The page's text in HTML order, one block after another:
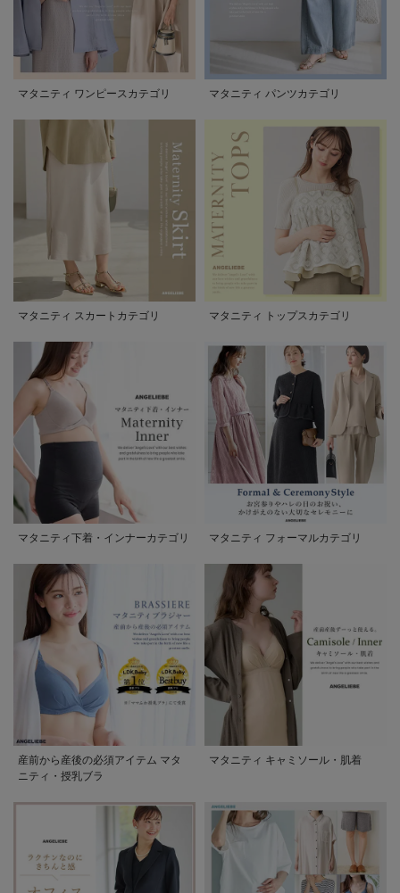
マタニティ ワンピースカテゴリ マタニティ パンツカテゴリ
マタニティ スカートカテゴリ マタニティ トップスカテゴリ
マタニティ下着・インナーカテゴリ マタニティ フォーマルカテゴリ
産前から産後の必須アイテム マタ
ニティ・授乳ブラ
マタニティ キャミソール・肌着